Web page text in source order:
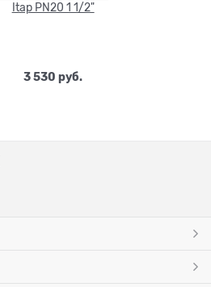
Itap PN20 1 1/2"
3 530 руб.